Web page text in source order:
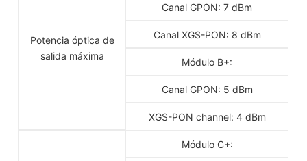
Potencia óptica de
salida máxima
Canal GPON: 7 dBm
Canal XGS-PON: 8 dBm
Módulo B+:
Canal GPON: 5 dBm
XGS-PON channel: 4 dBm
Módulo C+: